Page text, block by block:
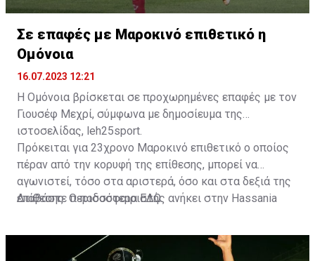
Σε επαφές με Μαροκινό επιθετικό η
Ομόνοια
16.07.2023 12:21
Η Ομόνοια βρίσκεται σε προχωρημένες επαφές με τον
Γιουσέφ Μεχρί, σύμφωνα με δημοσίευμα της
ιστοσελίδας, leh25sport.
Πρόκειται για 23χρονο Μαροκινό επιθετικό ο οποίος
πέραν από την κορυφή της επίθεσης, μπορεί να
αγωνιστεί, τόσο στα αριστερά, όσο και στα δεξιά της
επίθεσης. Ο ποδοσφαιριστής ανήκει στην Hassania
2026.
Διαβάστε περισσότεραΕΔΩ.